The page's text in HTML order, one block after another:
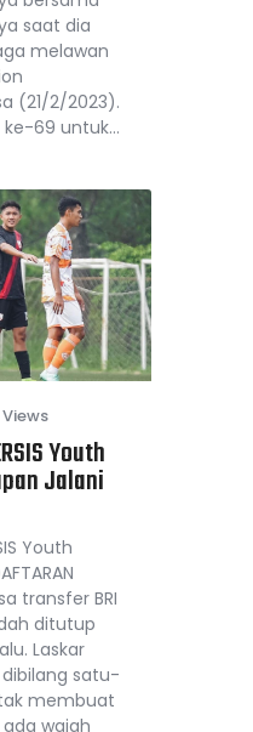
saat dia
melawan
(21/2/2023).
ke-69 untuk…
Views
Youth
Jalani
Youth
transfer BRI
ditutup
Laskar
satu-
membuat
wajah